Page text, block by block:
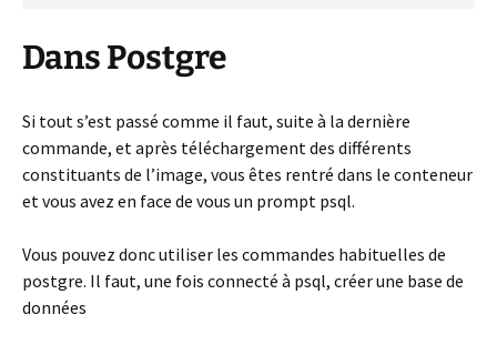
Dans Postgre
Si tout s’est passé comme il faut, suite à la dernière
commande, et après téléchargement des différents
constituants de l’image, vous êtes rentré dans le conteneur
et vous avez en face de vous un prompt psql.
Vous pouvez donc utiliser les commandes habituelles de
postgre. Il faut, une fois connecté à psql, créer une base de
données